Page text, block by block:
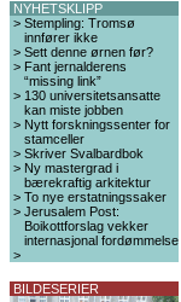
NYHETSKLIPP
> Stempling: Tromsø
innfører ikke
> Sett denne ørnen før?
> Fant jernalderens
“missing link”
> 130 universitetsansatte
kan miste jobben
> Nytt forskningssenter for
stamceller
> Skriver Svalbardbok
> Ny mastergrad i
bærekraftig arkitektur
> To nye erstatningssaker
> Jerusalem Post:
Boikottforslag vekker
internasjonal fordømmelse
>
BILDESERIER